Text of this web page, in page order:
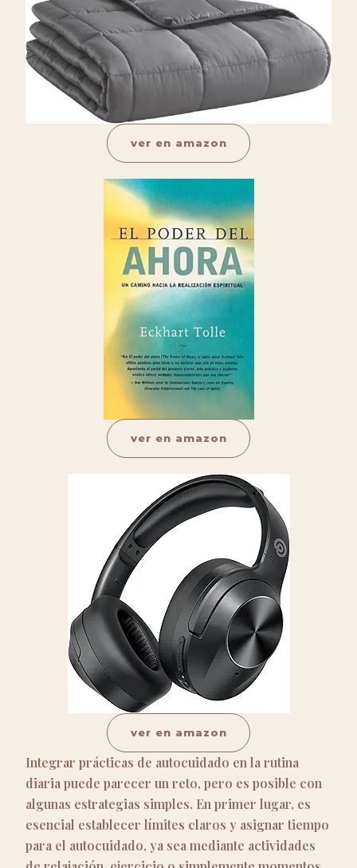
ver en amazon
ver en amazon
ver en amazon
Integrar prácticas de autocuidado en la rutina
diaria puede parecer un reto, pero es posible con
algunas estrategias simples. En primer lugar, es
esencial establecer límites claros y asignar tiempo
para el autocuidado, ya sea mediante actividades